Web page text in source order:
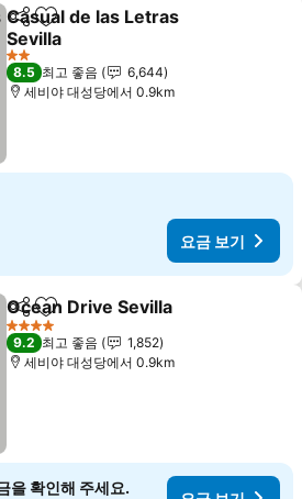
공유 즐겨찾기에 추가
Casual de las Letras
Sevilla
2 성급
8.5 최고 좋음
6,644
세비야 대성당에서 0.9km
요금 보기
공유 즐겨찾기에 추가
Ocean Drive Sevilla
4 성급
9.2 최고 좋음
1,852
세비야 대성당에서 0.9km
을 확인해 주세요.